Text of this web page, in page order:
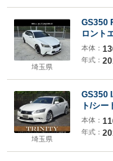
埼玉県
GS350
ロント
チレー
本体：
年式：
埼玉県
GS350
ト/シ
スポイ
正ナビ
本体：
年式：